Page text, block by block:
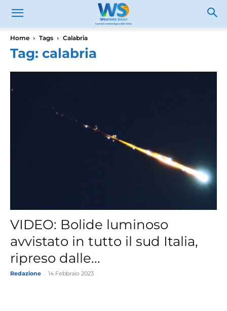
Home Tags Calabria
Tag: calabria
VIDEO: Bolide luminoso
avvistato in tutto il sud Italia,
ripreso dalle...
Redazione 14 Febbraio 2023